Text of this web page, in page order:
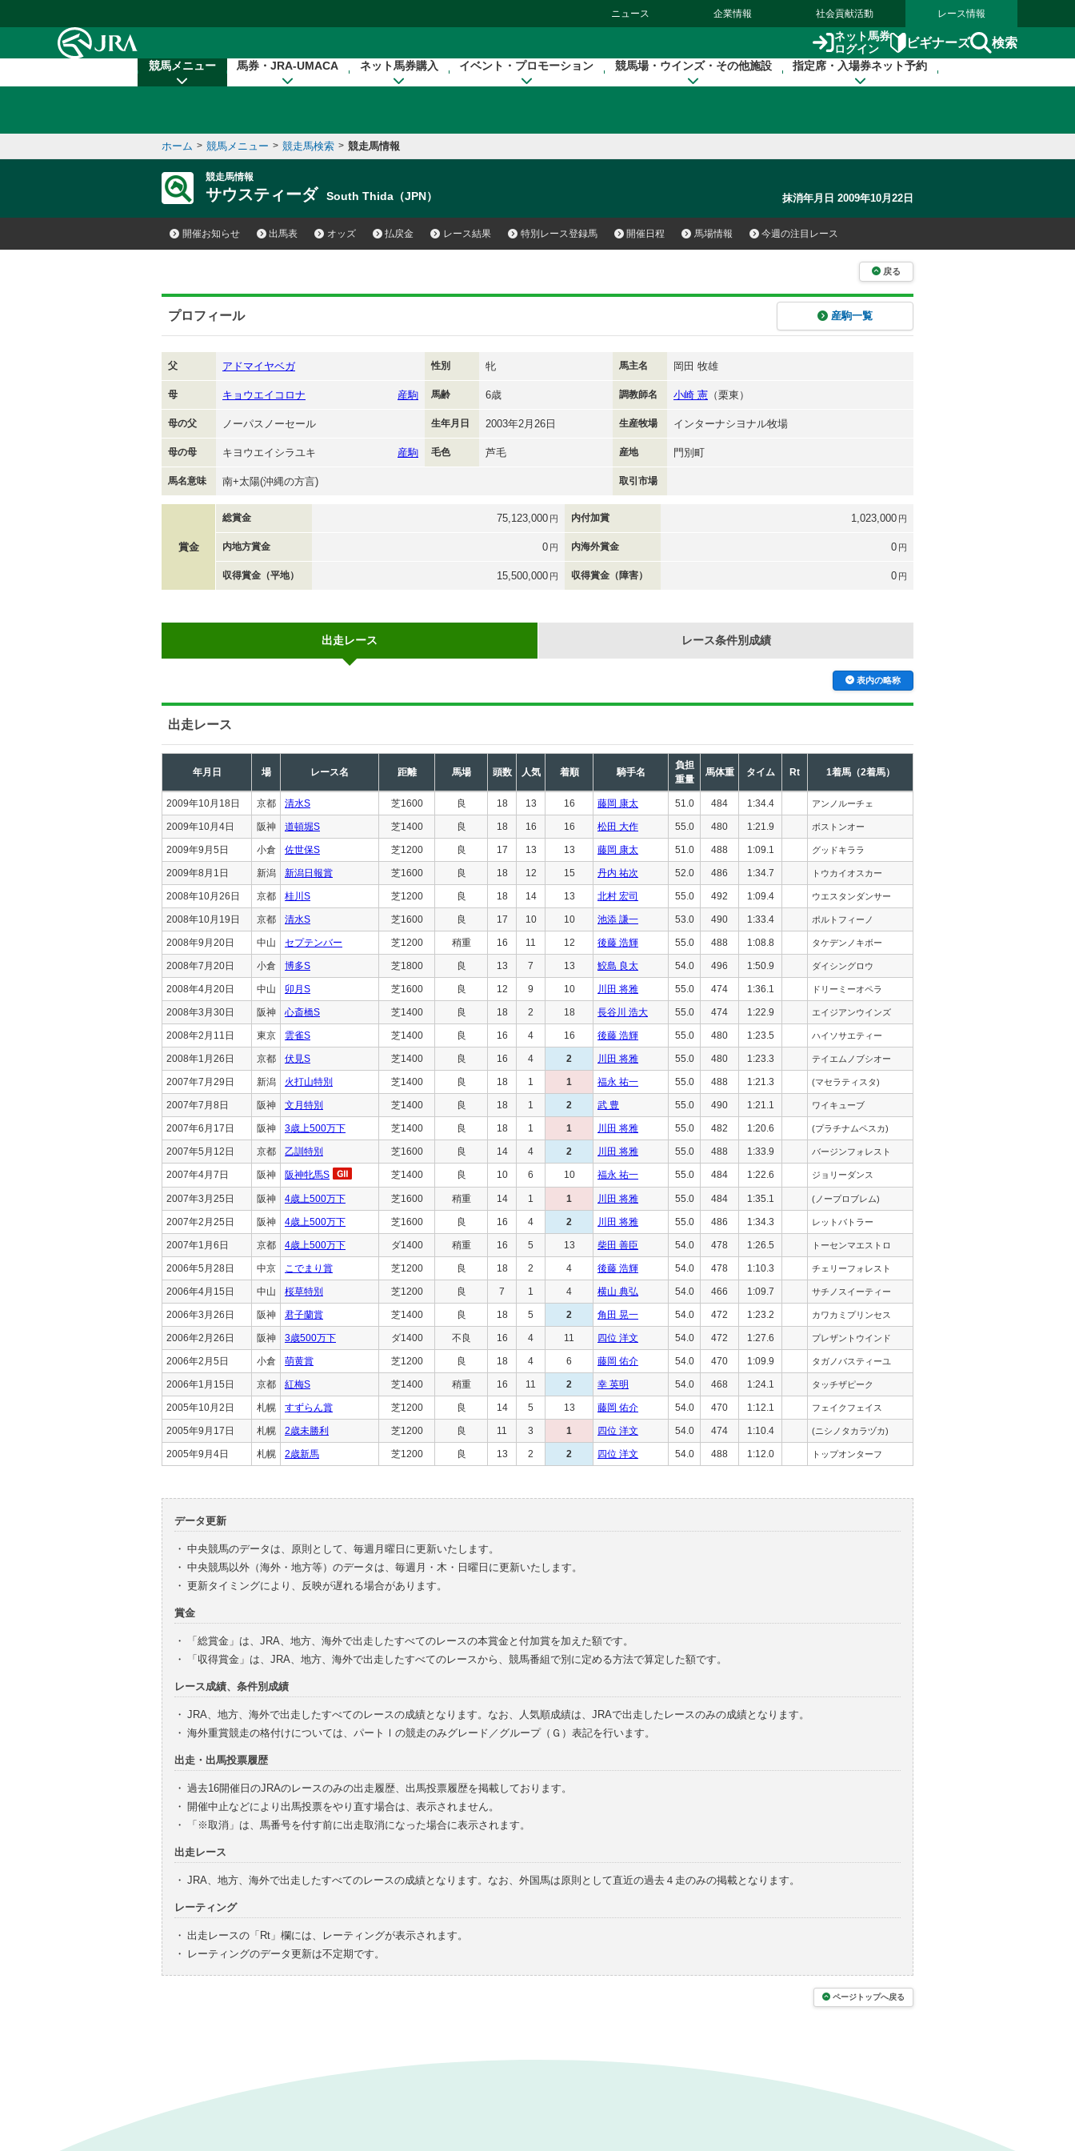
ニュース 企業情報 社会貢献活動 レース情報
ネット馬券
ログイン
ビギナーズ 検索
競馬メニュー 馬券・JRA-UMACA ネット馬券購入 イベント・プロモーション 競馬場・ウインズ・その他施設 指定席・入場券ネット予約
ホーム > 競馬メニュー > 競走馬検索 > 競走馬情報
競走馬情報
サウスティーダ South Thida（JPN） 抹消年月日 2009年10月22日
開催お知らせ 出馬表 オッズ 払戻金 レース結果 特別レース登録馬 開催日程 馬場情報 今週の注目レース
戻る
プロフィール 産駒一覧
父 アドマイヤベガ 性別 牝 馬主名 岡田 牧雄
母 キョウエイコロナ 産駒 馬齢 6歳 調教師名 小崎 憲 （栗東）
母の父 ノーパスノーセール 生年月日 2003年2月26日 生産牧場 インターナシヨナル牧場
母の母 キヨウエイシラユキ 産駒 毛色 芦毛 産地 門別町
馬名意味 南+太陽(沖縄の方言) 取引市場
賞金
総賞金 75,123,000 円 内付加賞 1,023,000 円
内地方賞金 0 円 内海外賞金 0 円
収得賞金（平地） 15,500,000 円 収得賞金（障害） 0 円
出走レース レース条件別成績
表内の略称
出走レース
年月日 場 レース名 距離 馬場 頭数 人気 着順 騎手名
負担
重量
馬体重 タイム Rt 1着馬（2着馬）
2009年10月18日 京都 清水S 芝1600 良 18 13 16 藤岡 康太 51.0 484 1:34.4 アンノルーチェ
2009年10月4日 阪神 道頓堀S 芝1400 良 18 16 16 松田 大作 55.0 480 1:21.9 ボストンオー
2009年9月5日 小倉 佐世保S 芝1200 良 17 13 13 藤岡 康太 51.0 488 1:09.1 グッドキララ
2009年8月1日 新潟 新潟日報賞 芝1600 良 18 12 15 丹内 祐次 52.0 486 1:34.7 トウカイオスカー
2008年10月26日 京都 桂川S 芝1200 良 18 14 13 北村 宏司 55.0 492 1:09.4 ウエスタンダンサー
2008年10月19日 京都 清水S 芝1600 良 17 10 10 池添 謙一 53.0 490 1:33.4 ポルトフィーノ
2008年9月20日 中山 セプテンバー 芝1200 稍重 16 11 12 後藤 浩輝 55.0 488 1:08.8 タケデンノキボー
2008年7月20日 小倉 博多S 芝1800 良 13 7 13 鮫島 良太 54.0 496 1:50.9 ダイシングロウ
2008年4月20日 中山 卯月S 芝1600 良 12 9 10 川田 将雅 55.0 474 1:36.1 ドリーミーオペラ
2008年3月30日 阪神 心斎橋S 芝1400 良 18 2 18 長谷川 浩大 55.0 474 1:22.9 エイジアンウインズ
2008年2月11日 東京 雲雀S 芝1400 良 16 4 16 後藤 浩輝 55.0 480 1:23.5 ハイソサエティー
2008年1月26日 京都 伏見S 芝1400 良 16 4 2 川田 将雅 55.0 480 1:23.3 テイエムノブシオー
2007年7月29日 新潟 火打山特別 芝1400 良 18 1 1 福永 祐一 55.0 488 1:21.3 (マセラティスタ)
2007年7月8日 阪神 文月特別 芝1400 良 18 1 2 武 豊 55.0 490 1:21.1 ワイキューブ
2007年6月17日 阪神 3歳上500万下 芝1400 良 18 1 1 川田 将雅 55.0 482 1:20.6 (プラチナムペスカ)
2007年5月12日 京都 乙訓特別 芝1600 良 14 4 2 川田 将雅 55.0 488 1:33.9 バージンフォレスト
2007年4月7日 阪神 阪神牝馬S 芝1400 良 10 6 10 福永 祐一 55.0 484 1:22.6 ジョリーダンス
2007年3月25日 阪神 4歳上500万下 芝1600 稍重 14 1 1 川田 将雅 55.0 484 1:35.1 (ノープロブレム)
2007年2月25日 阪神 4歳上500万下 芝1600 良 16 4 2 川田 将雅 55.0 486 1:34.3 レットバトラー
2007年1月6日 京都 4歳上500万下 ダ1400 稍重 16 5 13 柴田 善臣 54.0 478 1:26.5 トーセンマエストロ
2006年5月28日 中京 こでまり賞 芝1200 良 18 2 4 後藤 浩輝 54.0 478 1:10.3 チェリーフォレスト
2006年4月15日 中山 桜草特別 芝1200 良 7 1 4 横山 典弘 54.0 466 1:09.7 サチノスイーティー
2006年3月26日 阪神 君子蘭賞 芝1400 良 18 5 2 角田 晃一 54.0 472 1:23.2 カワカミプリンセス
2006年2月26日 阪神 3歳500万下 ダ1400 不良 16 4 11 四位 洋文 54.0 472 1:27.6 プレザントウインド
2006年2月5日 小倉 萌黄賞 芝1200 良 18 4 6 藤岡 佑介 54.0 470 1:09.9 タガノバスティーユ
2006年1月15日 京都 紅梅S 芝1400 稍重 16 11 2 幸 英明 54.0 468 1:24.1 タッチザピーク
2005年10月2日 札幌 すずらん賞 芝1200 良 14 5 13 藤岡 佑介 54.0 470 1:12.1 フェイクフェイス
2005年9月17日 札幌 2歳未勝利 芝1200 良 11 3 1 四位 洋文 54.0 474 1:10.4 (ニシノタカラヅカ)
2005年9月4日 札幌 2歳新馬 芝1200 良 13 2 2 四位 洋文 54.0 488 1:12.0 トップオンターフ
データ更新
・ 中央競馬のデータは、原則として、毎週月曜日に更新いたします。
・ 中央競馬以外（海外・地方等）のデータは、毎週月・木・日曜日に更新いたします。
・ 更新タイミングにより、反映が遅れる場合があります。
賞金
・
「総賞金」は、JRA、地方、海外で出走したすべてのレースの本賞金と付加賞を加えた額です。
・
「収得賞金」は、JRA、地方、海外で出走したすべてのレースから、競馬番組で別に定める方法で算定した額です。
レース成績、条件別成績
・ JRA、地方、海外で出走したすべてのレースの成績となります。なお、人気順成績は、JRAで出走したレースのみの成績となります。
・ 海外重賞競走の格付けについては、パートⅠの競走のみグレード／グループ（Ｇ）表記を行います。
出走・出馬投票履歴
・ 過去16開催日のJRAのレースのみの出走履歴、出馬投票履歴を掲載しております。
・ 開催中止などにより出馬投票をやり直す場合は、表示されません。
・
「※取消」は、馬番号を付す前に出走取消になった場合に表示されます。
出走レース
・ JRA、地方、海外で出走したすべてのレースの成績となります。なお、外国馬は原則として直近の過去４走のみの掲載となります。
レーティング
・ 出走レースの「Rt」欄には、レーティングが表示されます。
・
レーティングのデータ更新は不定期です。
ページトップへ戻る